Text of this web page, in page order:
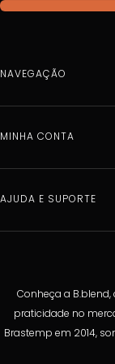
NAVEGAÇÃO
Home
Máquinas
Combos
MINHA CONTA
Dados pessoais
Meus pedidos
AJUDA E SUPORTE
Política de
Dúvidas Frequentes
Preferências de
Conheça a
praticidade no
Brastemp em 2014,